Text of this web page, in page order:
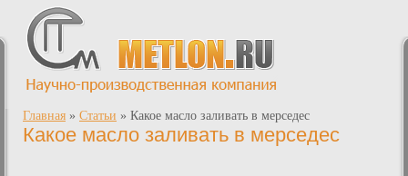
Главная » Статьи » Какое масло заливать в мерседес
Какое масло заливать в мерседес